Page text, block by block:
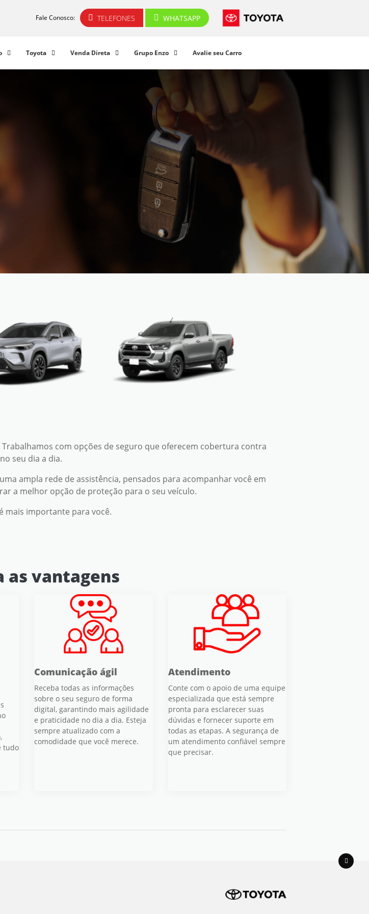
Fale Conosco: TELEFONES WHATSAPP
Toyota Venda Direta Grupo Enzo Avalie seu Carro
com opções de seguro que oferecem cobertura contra
seu dia a dia.
ampla rede de assistência, pensados para acompanhar você em
a melhor opção de proteção para o seu veículo.
mais importante para você.
as vantagens
tudo
Comunicação ágil
Receba todas as informações
sobre o seu seguro de forma
digital, garantindo mais agilidade
e praticidade no dia a dia. Esteja
sempre atualizado com a
comodidade que você merece.
Atendimento
Conte com o apoio de uma equipe
especializada que está sempre
pronta para esclarecer suas
dúvidas e fornecer suporte em
todas as etapas. A segurança de
um atendimento confiável sempre
que precisar.